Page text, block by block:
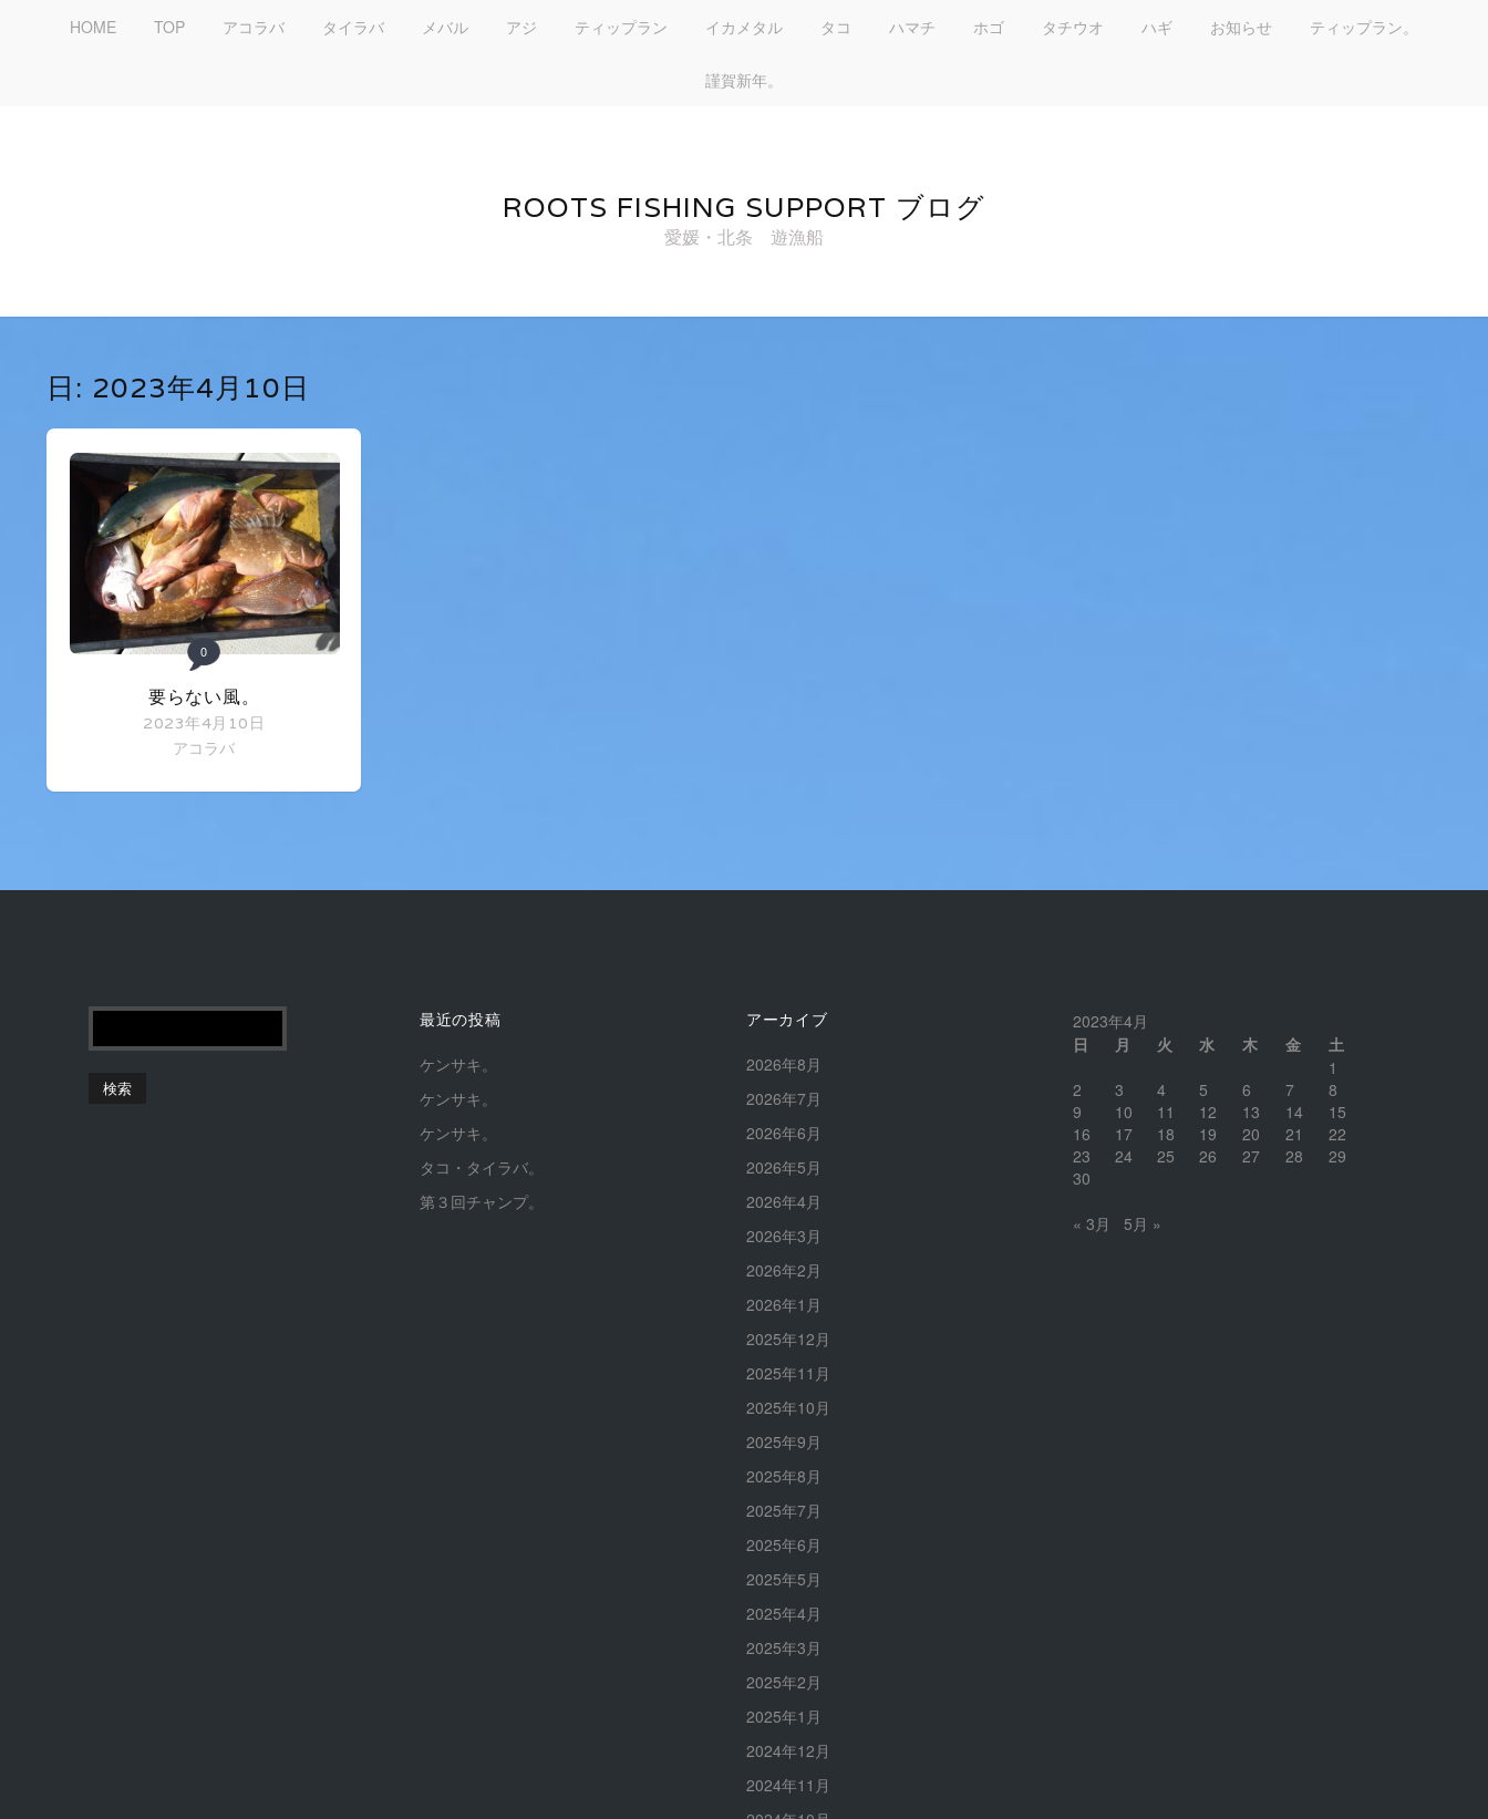
HOME TOP アコラバ タイラバ メバル アジ ティップラン イカメタル タコ ハマチ ホゴ タチウオ ハギ お知らせ ティップラン。
謹賀新年。
ROOTS FISHING SUPPORT ブログ
愛媛・北条 遊漁船
日: 2023年4月10日
0
要らない風。
2023年4月10日
アコラバ
最近の投稿
ケンサキ。
ケンサキ。
ケンサキ。
タコ・タイラバ。
第３回チャンプ。
アーカイブ
2026年8月
2026年7月
2026年6月
2026年5月
2026年4月
2026年3月
2026年2月
2026年1月
2025年12月
2025年11月
2025年10月
2025年9月
2025年8月
2025年7月
2025年6月
2025年5月
2025年4月
2025年3月
2025年2月
2025年1月
2024年12月
2024年11月
2023年4月
日
月 火 水 木 金
土
1
2
3 4 5 6 7
8
9
10 11 12 13 14
15
16
17 18 19 20 21
22
23
24 25 26 27 28
29
30
« 3月 5月 »